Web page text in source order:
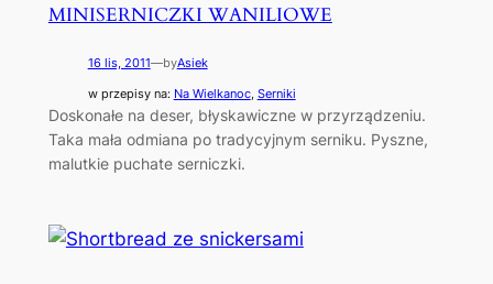
MINISERNICZKI WANILIOWE
16 lis, 2011—byAsiek
w przepisy na: Na Wielkanoc, Serniki
Doskonałe na deser, błyskawiczne w przyrządzeniu.
Taka mała odmiana po tradycyjnym serniku. Pyszne,
malutkie puchate serniczki.